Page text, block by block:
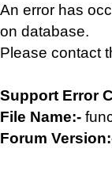
An error has
on database.
Please contact
Support Error
File Name:-
Forum